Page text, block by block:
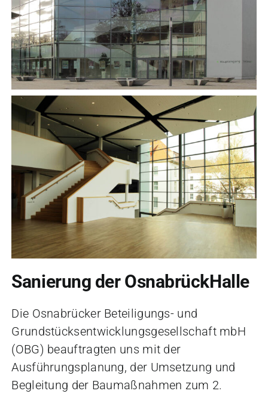
Sanierung der OsnabrückHalle
Die Osnabrücker Beteiligungs- und
Grundstücksentwicklungsgesellschaft mbH
(OBG) beauftragten uns mit der
Ausführungsplanung, der Umsetzung und
Begleitung der Baumaßnahmen zum 2.